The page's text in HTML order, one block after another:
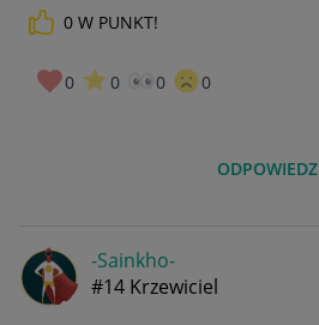
0 W PUNKT!
0 0 0 0
ODPOWIEDZ
-Sainkho-
#14 Krzewiciel